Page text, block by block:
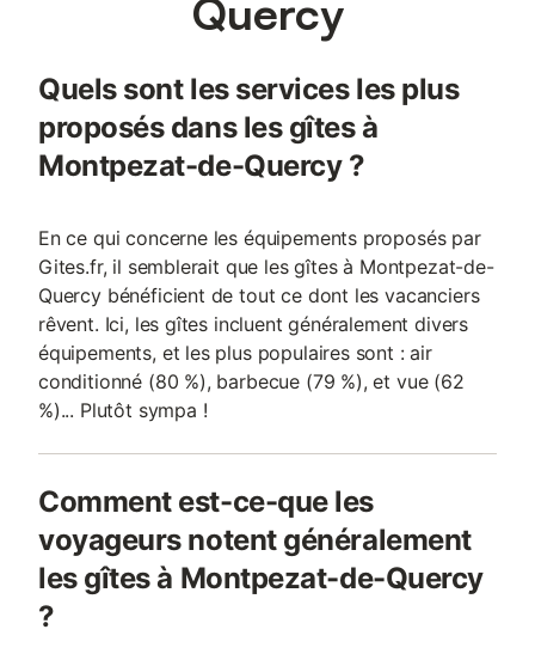
Quercy
Quels sont les services les plus
proposés dans les gîtes à
Montpezat-de-Quercy ?
En ce qui concerne les équipements proposés par
Gites.fr, il semblerait que les gîtes à Montpezat-de-
Quercy bénéficient de tout ce dont les vacanciers
rêvent. Ici, les gîtes incluent généralement divers
équipements, et les plus populaires sont : air
conditionné (80 %), barbecue (79 %), et vue (62
%)... Plutôt sympa !
Comment est-ce-que les
voyageurs notent généralement
les gîtes à Montpezat-de-Quercy
?